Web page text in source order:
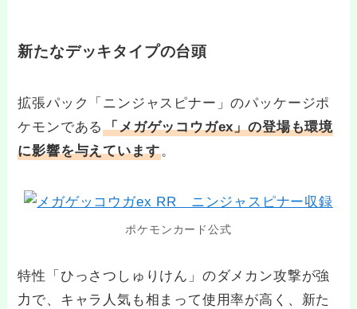
新たなデッキタイプの台頭
拡張パック「ニンジャスピナー」のパッケージポ
ケモンである「メガゲッコウガex」の登場も環境
に影響を与えています。
ポケモンカード公式
特性「ひっさつしゅりけん」のダメカン攻撃が強
力で、キャラ人気も相まって使用率が高く、新た